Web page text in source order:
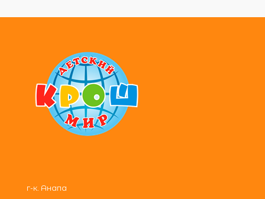
г-к. Анапа